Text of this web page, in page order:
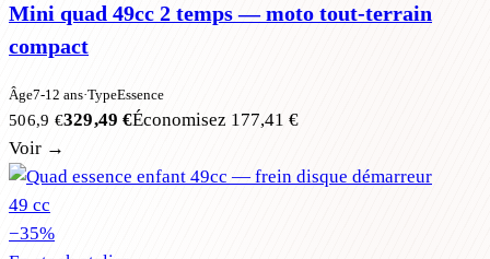
Mini quad 49cc 2 temps — moto tout-terrain
compact
Âge7-12 ans·TypeEssence
506,9 €329,49 €Économisez 177,41 €
Voir →
49 cc
−35%